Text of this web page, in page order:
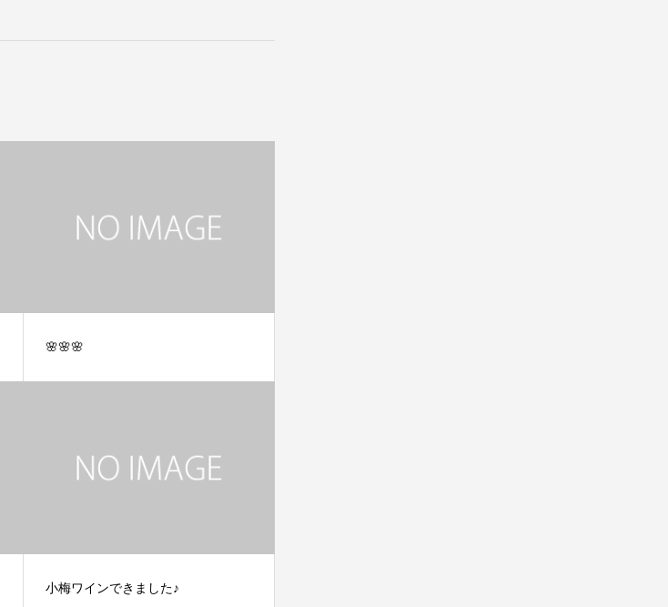
🌸🌸🌸
小梅ワインできました♪